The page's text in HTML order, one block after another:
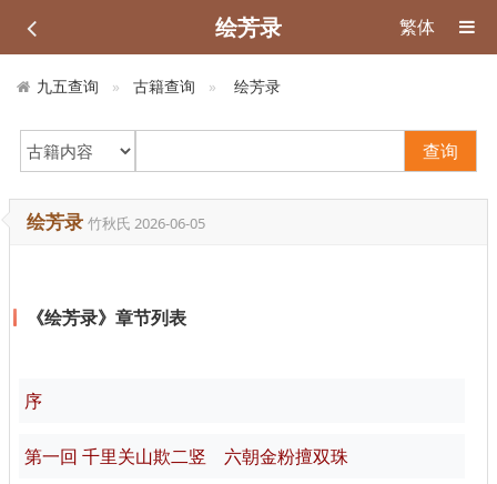
绘芳录 繁体
九五查询 古籍查询 绘芳录
查询
绘芳录 竹秋氏 2026-06-05
《绘芳录》章节列表
序
第一回 千里关山欺二竖 六朝金粉擅双珠